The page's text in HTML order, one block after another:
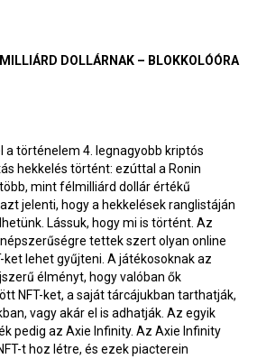
DOLLÁRNAK – BLOKKOLÓÓRA
a történelem 4. legnagyobb kriptós
hekkelés történt: ezúttal a Ronin
mint félmilliárd dollár értékű
jelenti, hogy a hekkelések ranglistáján
Lássuk, hogy mi is történt. Az
tettek szert olyan online
ket lehet gyűjteni. A játékosoknak az
élményt, hogy valóban ők
NFT-ket, a saját tárcájukban tarthatják,
vagy akár el is adhatják. Az egyik
pedig az Axie Infinity. Az Axie Infinity
t hoz létre, és ezek piacterein